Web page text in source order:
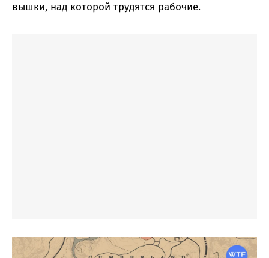
вышки, над которой трудятся рабочие.